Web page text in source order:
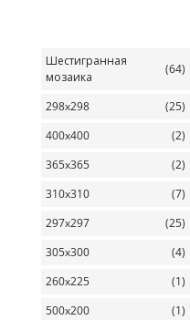
Шестигранная
мозаика
(64)
298x298 (25)
400x400
(2)
365x365
(2)
310x310
(7)
297x297
(25)
305x300
(4)
260x225
(1)
500x200
(1)